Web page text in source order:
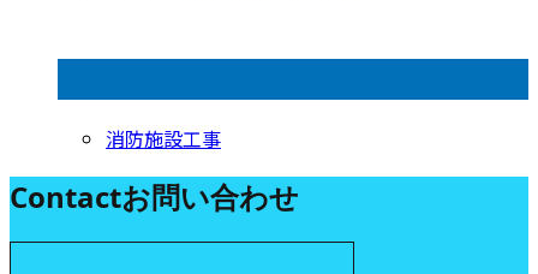
消防施設工事
Contactお問い合わせ